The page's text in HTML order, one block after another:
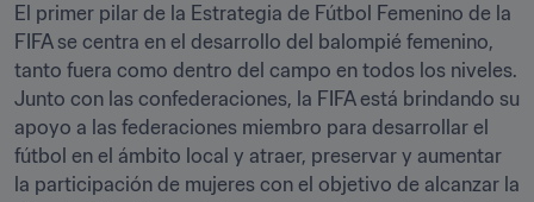
El primer pilar de la Estrategia de Fútbol Femenino de la
FIFA se centra en el desarrollo del balompié femenino,
tanto fuera como dentro del campo en todos los niveles.
Junto con las confederaciones, la FIFA está brindando su
apoyo a las federaciones miembro para desarrollar el
fútbol en el ámbito local y atraer, preservar y aumentar
la participación de mujeres con el objetivo de alcanzar la